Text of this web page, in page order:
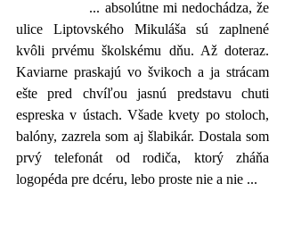
ulice Liptovského Mikuláša sú zaplnené
kvôli prvému školskému dňu. Až doteraz.
Kaviarne praskajú vo švikoch a ja strácam
ešte pred chvíľou jasnú predstavu chuti
espreska v ústach. Všade kvety po stoloch,
balóny, zazrela som aj šlabikár. Dostala som
prvý telefonát od rodiča, ktorý zháňa
logopéda pre dcéru, lebo proste nie a nie ...